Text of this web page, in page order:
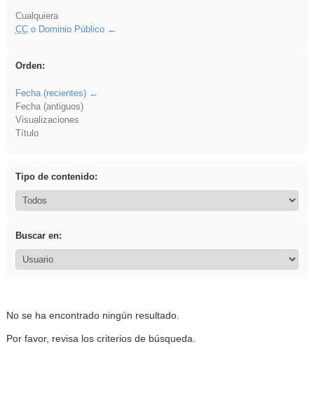
Cualquiera
CCo Dominio Público
Orden:
Fecha (recientes)
Fecha (antiguos)
Visualizaciones
Título
Tipo de contenido:
Buscar en:
No se ha encontrado ningún resultado.
Por favor, revisa los criterios de búsqueda.